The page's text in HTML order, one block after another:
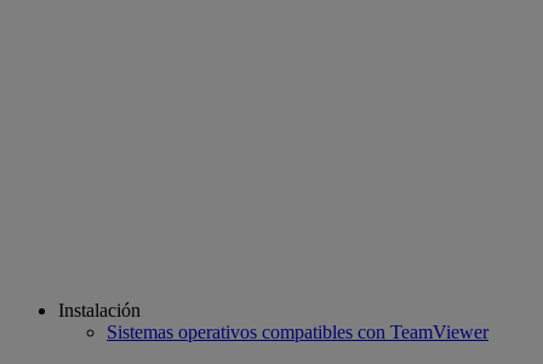
Instalación
Sistemas operativos compatibles con TeamViewer